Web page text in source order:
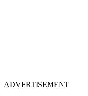
ADVERTISEMENT